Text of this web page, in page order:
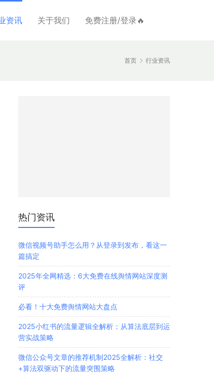
资讯 关于我们 免费注册/登录🔥
首页 行业资讯
热门资讯
微信视频号助手怎么用？从登录到发布，看这一
篇搞定
2025年全网精选：6大免费在线舆情网站深度测
评
必看！十大免费舆情网站大盘点
2025小红书的流量逻辑全解析：从算法底层到运
营实战策略
微信公众号文章的推荐机制2025全解析：社交
+算法双驱动下的流量突围策略